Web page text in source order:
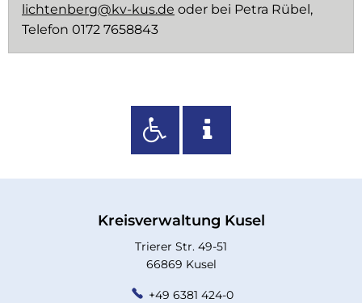
lichtenberg@kv-kus.de oder bei Petra Rübel,
Telefon 0172 7658843
Kreisverwaltung Kusel
Trierer Str. 49-51
66869 Kusel
+49 6381 424-0